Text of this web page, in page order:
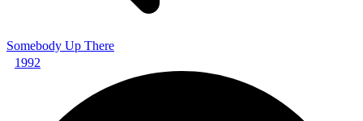
Somebody Up There
1992